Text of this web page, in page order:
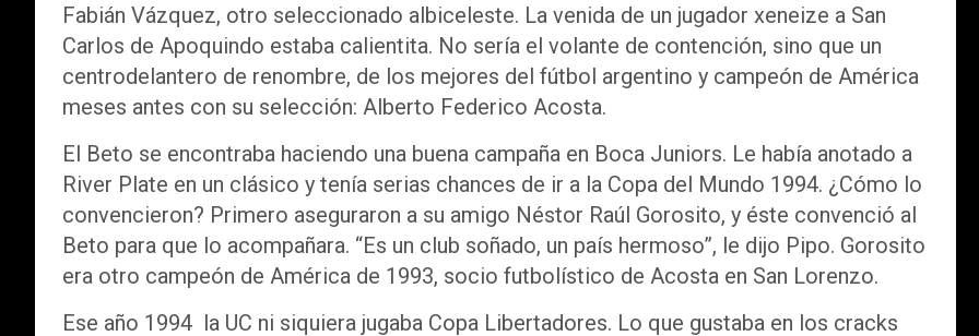
Fabián Vázquez, otro seleccionado albiceleste. La venida de un jugador xeneize a San
Carlos de Apoquindo estaba calientita. No sería el volante de contención, sino que un
centrodelantero de renombre, de los mejores del fútbol argentino y campeón de América
meses antes con su selección: Alberto Federico Acosta.
El Beto se encontraba haciendo una buena campaña en Boca Juniors. Le había anotado a
River Plate en un clásico y tenía serias chances de ir a la Copa del Mundo 1994. ¿Cómo lo
convencieron? Primero aseguraron a su amigo Néstor Raúl Gorosito, y éste convenció al
Beto para que lo acompañara. “Es un club soñado, un país hermoso”, le dijo Pipo. Gorosito
era otro campeón de América de 1993, socio futbolístico de Acosta en San Lorenzo.
Ese año 1994 la UC ni siquiera jugaba Copa Libertadores. Lo que gustaba en los cracks